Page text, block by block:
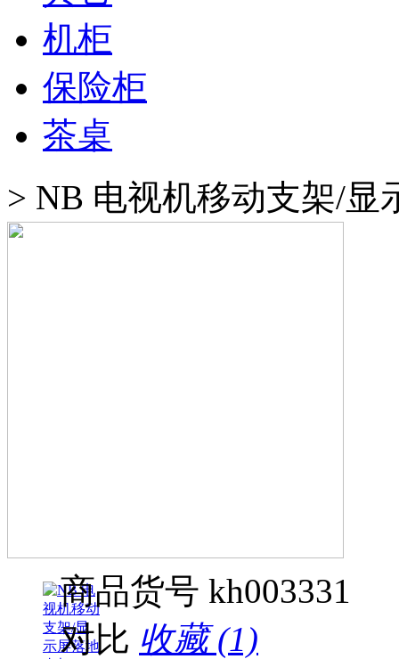
机柜
保险柜
茶桌
> NB 电视机移动支架/显
商品货号 kh003331
对比 收藏 (1)